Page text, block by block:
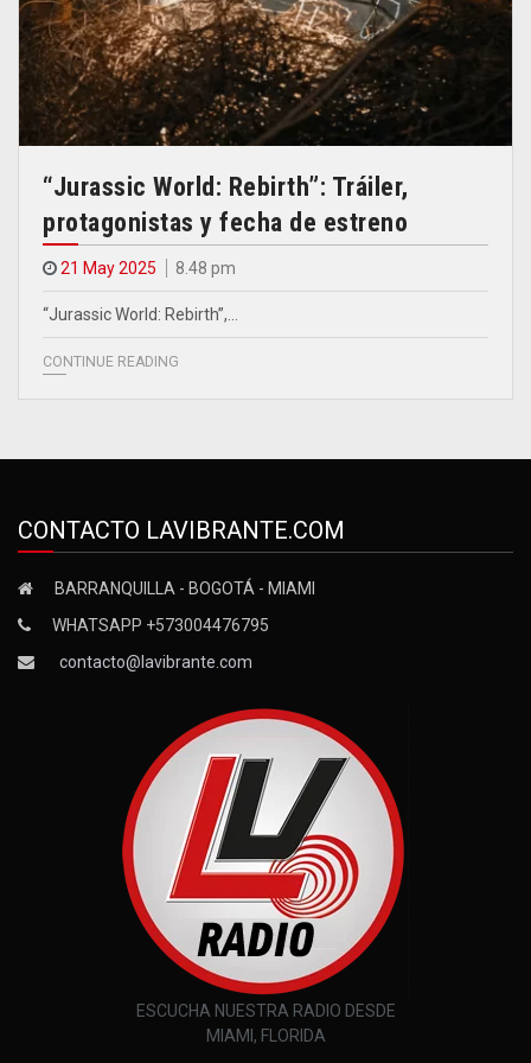
“Jurassic World: Rebirth”: Tráiler,
protagonistas y fecha de estreno
21 May 2025 8.48 pm
“Jurassic World: Rebirth”,…
CONTINUE READING
CONTACTO LAVIBRANTE.COM
BARRANQUILLA - BOGOTÁ - MIAMI
WHATSAPP +573004476795
contacto@lavibrante.com
ESCUCHA NUESTRA RADIO DESDE
MIAMI, FLORIDA